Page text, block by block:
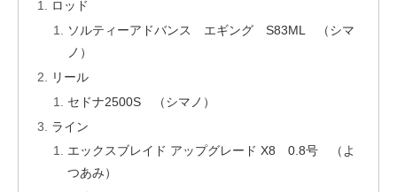
ロッド
ソルティーアドバンス エギング S83ML （シマ
ノ）
リール
セドナ2500S （シマノ）
ライン
エックスブレイド アップグレード X8 0.8号 （よ
つあみ）